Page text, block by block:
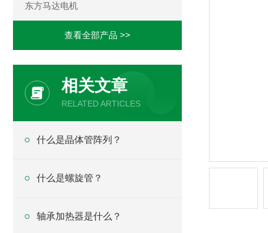
东方马达电机
查看全部产品 >>
相关文章
RELATED ARTICLES
什么是晶体管阵列？
什么是螺旋管？
轴承加热器是什么？